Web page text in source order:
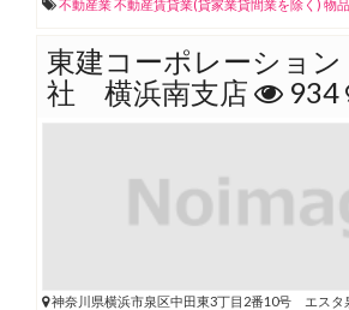
不動産業不動産賃貸業(貸家業貸間業を除く) 物
東建コーポレーショ
社 横浜南支店
934
神奈川県横浜市泉区中田東3丁目2番10号 エスタ